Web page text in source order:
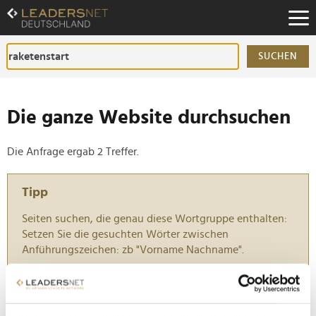
Zum
Inhalt
Zur
Fußzeilen-
Navigation
SUCHEN
Die ganze Website durchsuchen
Die Anfrage ergab 2 Treffer.
Tipp
Seiten suchen, die genau diese Wortgruppe enthalten:
Setzen Sie die gesuchten Wörter zwischen
Anführungszeichen: zb "Vorname Nachname".